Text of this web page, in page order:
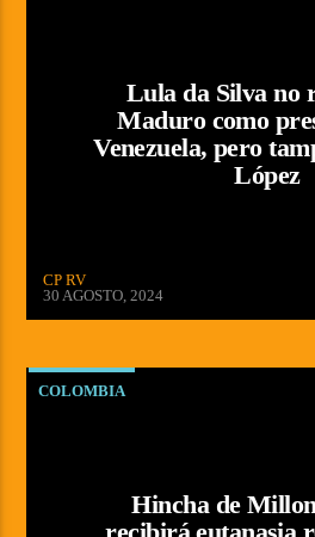
Lula da Silva no
Maduro como
Venezuela, pero
López
CP RV
30 AGOSTO, 2024
COLOMBIA
Hincha de